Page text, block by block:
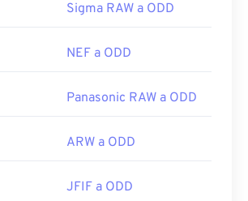
Sigma RAW a ODD
NEF a ODD
Panasonic RAW a ODD
ARW a ODD
JFIF a ODD